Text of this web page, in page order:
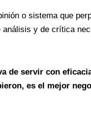
o sistema que
y de crítica
de servir con
es el mejor